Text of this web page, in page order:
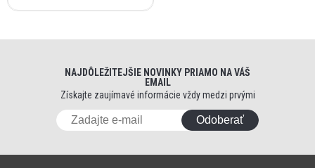
NAJDÔLEŽITEJŠIE NOVINKY PRIAMO NA VÁŠ
EMAIL
Získajte zaujímavé informácie vždy medzi prvými
Odoberať